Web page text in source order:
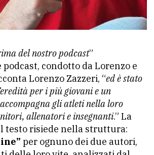
del nostro podcast”
condotto da Lorenzo e
Lorenzo Zazzeri, “ed è stato
per i più giovani e un
gli atleti nella loro
allenatori e insegnanti.” La
testo risiede nella struttura:
per ognuno dei due autori,